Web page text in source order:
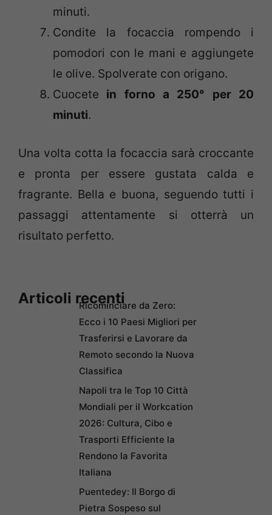
minuti.
Condite la focaccia rompendo i
pomodori con le mani e aggiungete
le olive. Spolverate con origano.
Cuocete in forno a 250° per 20
minuti.
Una volta cotta la focaccia sarà croccante
e pronta per essere gustata calda e
fragrante. Bella e buona, seguendo tutti i
passaggi attentamente si otterrà un
risultato perfetto.
Articoli recentiRicominciare da Zero:
Ecco i 10 Paesi Migliori per
Trasferirsi e Lavorare da
Remoto secondo la Nuova
Classifica
Napoli tra le Top 10 Città
Mondiali per il Workcation
2026: Cultura, Cibo e
Trasporti Efficiente la
Rendono la Favorita
Italiana
Puentedey: Il Borgo di
Pietra Sospeso sul